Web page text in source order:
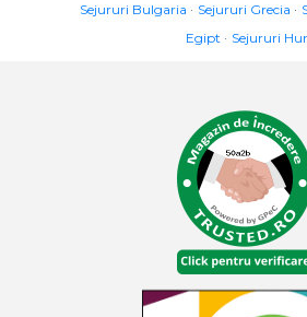
Sejururi Bulgaria Sejururi Grecia
Egipt
Sejururi